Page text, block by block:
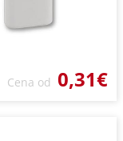
Cena od 0,31€